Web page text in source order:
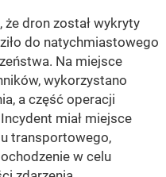
dron został wykryty
do natychmiastowego
Na miejsce
wykorzystano
a część operacji
miał miejsce
transportowego,
w celu